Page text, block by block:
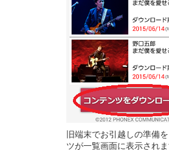
旧端末でお引越しの準備
ツが一覧画面に表示されま